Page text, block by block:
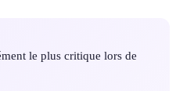
le plus critique lors de